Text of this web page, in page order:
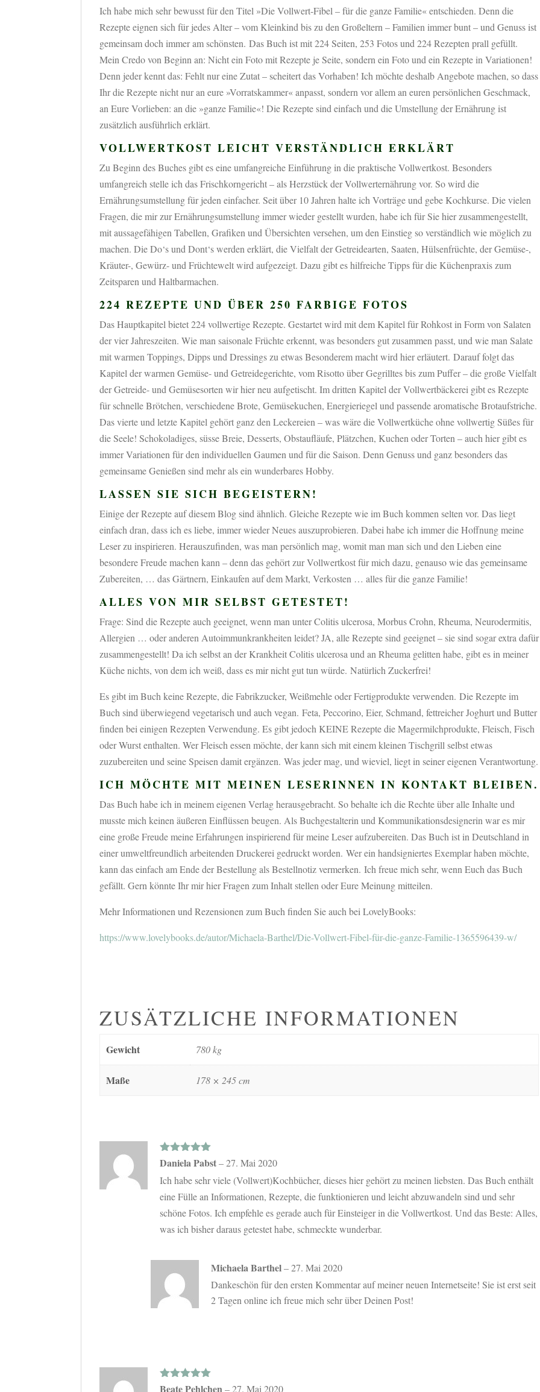
Ich habe mich sehr bewusst für den Titel »Die Vollwert-Fibel – für die ganze Familie« entschieden. Denn die
Rezepte eignen sich für jedes Alter – vom Kleinkind bis zu den Großeltern – Familien immer bunt – und Genuss ist
gemeinsam doch immer am schönsten. Das Buch ist mit 224 Seiten, 253 Fotos und 224 Rezepten prall gefüllt.
Mein Credo von Beginn an: Nicht ein Foto mit Rezepte je Seite, sondern ein Foto und ein Rezepte in Variationen!
Denn jeder kennt das: Fehlt nur eine Zutat – scheitert das Vorhaben! Ich möchte deshalb Angebote machen, so dass
Ihr die Rezepte nicht nur an eure »Vorratskammer« anpasst, sondern vor allem an euren persönlichen Geschmack,
an Eure Vorlieben: an die »ganze Familie«! Die Rezepte sind einfach und die Umstellung der Ernährung ist
zusätzlich ausführlich erklärt.
VOLLWERTKOST LEICHT VERSTÄNDLICH ERKLÄRT
Zu Beginn des Buches gibt es eine umfangreiche Einführung in die praktische Vollwertkost. Besonders
umfangreich stelle ich das Frischkorngericht – als Herzstück der Vollwerternährung vor. So wird die
Ernährungsumstellung für jeden einfacher. Seit über 10 Jahren halte ich Vorträge und gebe Kochkurse. Die vielen
Fragen, die mir zur Ernährungsumstellung immer wieder gestellt wurden, habe ich für Sie hier zusammengestellt,
mit aussagefähigen Tabellen, Grafiken und Übersichten versehen, um den Einstieg so verständlich wie möglich zu
machen. Die Do‘s und Dont‘s werden erklärt, die Vielfalt der Getreidearten, Saaten, Hülsenfrüchte, der Gemüse-,
Kräuter-, Gewürz- und Früchtewelt wird aufgezeigt. Dazu gibt es hilfreiche Tipps für die Küchenpraxis zum
Zeitsparen und Haltbarmachen.
224 REZEPTE UND ÜBER 250 FARBIGE FOTOS
Das Hauptkapitel bietet 224 vollwertige Rezepte. Gestartet wird mit dem Kapitel für Rohkost in Form von Salaten
der vier Jahreszeiten. Wie man saisonale Früchte erkennt, was besonders gut zusammen passt, und wie man Salate
mit warmen Toppings, Dipps und Dressings zu etwas Besonderem macht wird hier erläutert. Darauf folgt das
Kapitel der warmen Gemüse- und Getreidegerichte, vom Risotto über Gegrilltes bis zum Puffer – die große Vielfalt
der Getreide- und Gemüsesorten wir hier neu aufgetischt. Im dritten Kapitel der Vollwertbäckerei gibt es Rezepte
für schnelle Brötchen, verschiedene Brote, Gemüsekuchen, Energieriegel und passende aromatische Brotaufstriche.
Das vierte und letzte Kapitel gehört ganz den Leckereien – was wäre die Vollwertküche ohne vollwertig Süßes für
die Seele! Schokoladiges, süsse Breie, Desserts, Obstaufläufe, Plätzchen, Kuchen oder Torten – auch hier gibt es
immer Variationen für den individuellen Gaumen und für die Saison. Denn Genuss und ganz besonders das
gemeinsame Genießen sind mehr als ein wunderbares Hobby.
LASSEN SIE SICH BEGEISTERN!
Einige der Rezepte auf diesem Blog sind ähnlich. Gleiche Rezepte wie im Buch kommen selten vor. Das liegt
einfach dran, dass ich es liebe, immer wieder Neues auszuprobieren. Dabei habe ich immer die Hoffnung meine
Leser zu inspirieren. Herauszufinden, was man persönlich mag, womit man man sich und den Lieben eine
besondere Freude machen kann – denn das gehört zur Vollwertkost für mich dazu, genauso wie das gemeinsame
Zubereiten, … das Gärtnern, Einkaufen auf dem Markt, Verkosten … alles für die ganze Familie!
ALLES VON MIR SELBST GETESTET!
Frage: Sind die Rezepte auch geeignet, wenn man unter Colitis ulcerosa, Morbus Crohn, Rheuma, Neurodermitis,
Allergien … oder anderen Autoimmunkrankheiten leidet? JA, alle Rezepte sind geeignet – sie sind sogar extra dafür
zusammengestellt! Da ich selbst an der Krankheit Colitis ulcerosa und an Rheuma gelitten habe, gibt es in meiner
Küche nichts, von dem ich weiß, dass es mir nicht gut tun würde. Natürlich Zuckerfrei!
Es gibt im Buch keine Rezepte, die Fabrikzucker, Weißmehle oder Fertigprodukte verwenden. Die Rezepte im
Buch sind überwiegend vegetarisch und auch vegan. Feta, Peccorino, Eier, Schmand, fettreicher Joghurt und Butter
finden bei einigen Rezepten Verwendung. Es gibt jedoch KEINE Rezepte die Magermilchprodukte, Fleisch, Fisch
oder Wurst enthalten. Wer Fleisch essen möchte, der kann sich mit einem kleinen Tischgrill selbst etwas
zuzubereiten und seine Speisen damit ergänzen. Was jeder mag, und wieviel, liegt in seiner eigenen Verantwortung.
ICH MÖCHTE MIT MEINEN LESERINNEN IN KONTAKT BLEIBEN.
Das Buch habe ich in meinem eigenen Verlag herausgebracht. So behalte ich die Rechte über alle Inhalte und
musste mich keinen äußeren Einflüssen beugen. Als Buchgestalterin und Kommunikationsdesignerin war es mir
eine große Freude meine Erfahrungen inspirierend für meine Leser aufzubereiten. Das Buch ist in Deutschland in
einer umweltfreundlich arbeitenden Druckerei gedruckt worden. Wer ein handsigniertes Exemplar haben möchte,
kann das einfach am Ende der Bestellung als Bestellnotiz vermerken. Ich freue mich sehr, wenn Euch das Buch
gefällt. Gern könnte Ihr mir hier Fragen zum Inhalt stellen oder Eure Meinung mitteilen.
Mehr Informationen und Rezensionen zum Buch finden Sie auch bei LovelyBooks:
https://www.lovelybooks.de/autor/Michaela-Barthel/Die-Vollwert-Fibel-für-die-ganze-Familie-1365596439-w/
ZUSÄTZLICHE INFORMATIONEN
Gewicht 780 kg
Maße 178 × 245 cm
Bewertet mit
Daniela Pabst– 27. Mai 2020
Ich habe sehr viele (Vollwert)Kochbücher, dieses hier gehört zu meinen liebsten. Das Buch enthält
eine Fülle an Informationen, Rezepte, die funktionieren und leicht abzuwandeln sind und sehr
schöne Fotos. Ich empfehle es gerade auch für Einsteiger in die Vollwertkost. Und das Beste: Alles,
was ich bisher daraus getestet habe, schmeckte wunderbar.
Michaela Barthel– 27. Mai 2020
Dankeschön für den ersten Kommentar auf meiner neuen Internetseite! Sie ist erst seit
2 Tagen online ich freue mich sehr über Deinen Post!
Bewertet mit
Beate Pehlchen– 27. Mai 2020